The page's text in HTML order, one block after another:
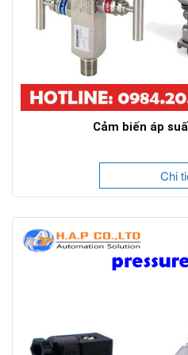
Cảm biến áp
Chi